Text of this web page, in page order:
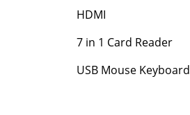
HDMI
7 in 1 Card Reader
USB Mouse Keyboard